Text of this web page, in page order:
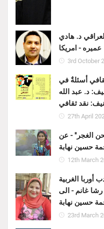
د. هادي
عميره - امريكا
3rd October
أسئلةٌ في
د. عبد الله
نقد ثقافي
27th April
الغجر" - عن
حسين نهابة
12th March
أوربا الغربية
غانم - الى
حسين نهابة
23rd March